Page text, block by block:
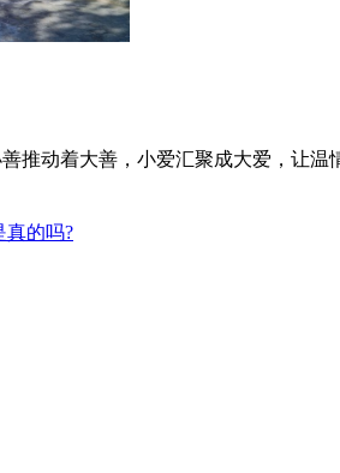
推动着大善，小爱汇聚成大爱，让温
真的吗?